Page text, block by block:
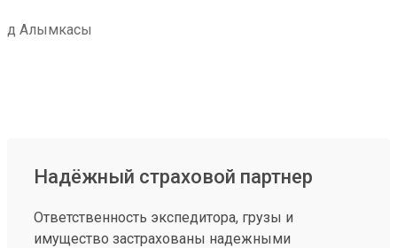
д Алымкасы
Надёжный страховой партнер
Ответственность экспедитора, грузы и
имущество застрахованы надежными